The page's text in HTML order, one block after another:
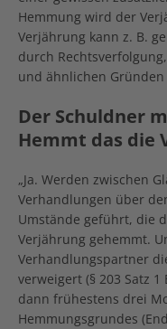
Hemmung wird der
Verjährung kann z. B.
durch
und ähnlichen Gründen
Der Schuldner
Hemmt das die
„Ja. Werden zwischen
Verhandlungen über
Umstände geführt, die
Verjährung gehemmt.
Verhandlungspartner
verweigert (§ 203 Satz
dann frühestens drei
Hemmungsgrundes